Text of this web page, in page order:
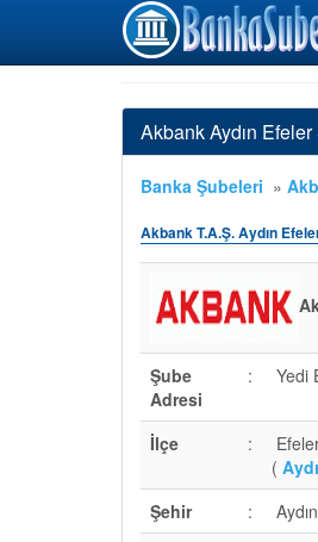
Akbank Aydın
Banka Şubeleri »
Akbank T.A.Ş. Aydın
Şube
Adresi
: Yedi
İlçe :
(
Şehir
: